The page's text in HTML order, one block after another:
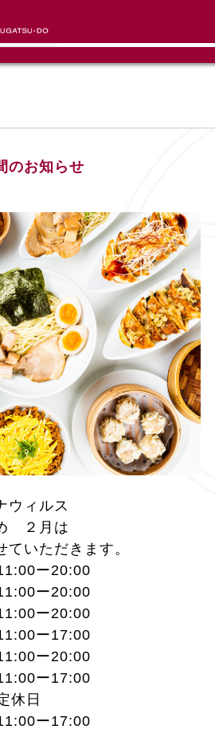
のお知らせ
ウィルス
２月は
いただきます。
ー20:00
ー20:00
ー20:00
ー17:00
ー20:00
ー17:00
日
ー17:00